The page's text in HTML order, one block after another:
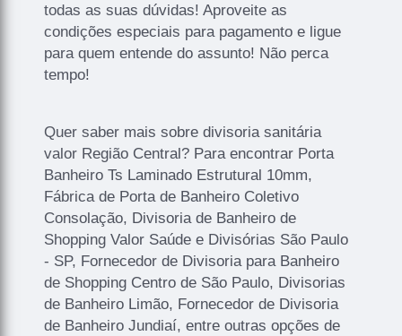
todas as suas dúvidas! Aproveite as
condições especiais para pagamento e ligue
para quem entende do assunto! Não perca
tempo!
Quer saber mais sobre divisoria sanitária
valor Região Central? Para encontrar Porta
Banheiro Ts Laminado Estrutural 10mm,
Fábrica de Porta de Banheiro Coletivo
Consolação, Divisoria de Banheiro de
Shopping Valor Saúde e Divisórias São Paulo
- SP, Fornecedor de Divisoria para Banheiro
de Shopping Centro de São Paulo, Divisorias
de Banheiro Limão, Fornecedor de Divisoria
de Banheiro Jundiaí, entre outras opções de